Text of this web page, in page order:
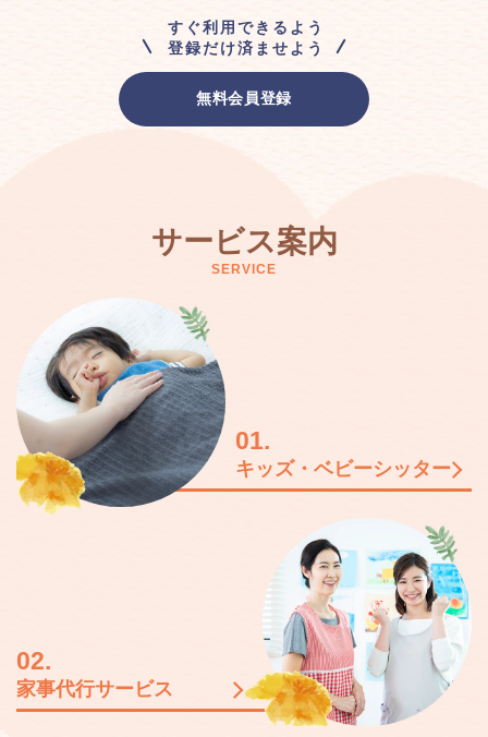
すぐ利用できるよう
登録だけ済ませよう
無料会員登録
サービス案内
SERVICE
01.
キッズ・ベビーシッター
02.
家事代行サービス